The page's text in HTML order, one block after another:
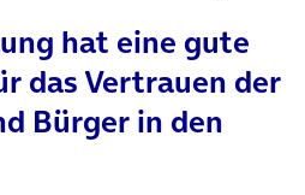
hat eine gute
das Vertrauen der
Bürger in den